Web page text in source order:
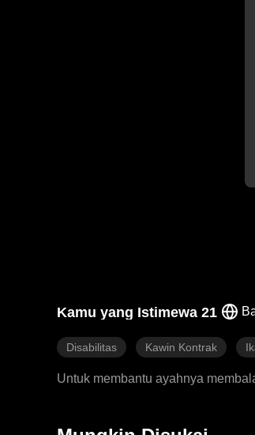
Kamu yang Istimewa 21
Disabilitas Kawin Kontrak
Untuk membantu ayahnya